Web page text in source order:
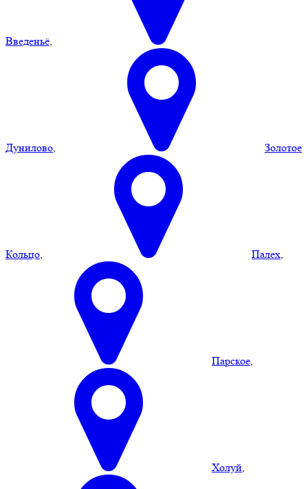
Введеньё,
Дунилово, Золотое
Кольцо, Палех,
Парское,
Холуй,